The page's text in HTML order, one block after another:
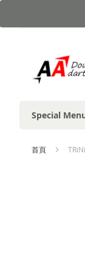
到
Special
首頁